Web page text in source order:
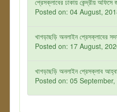
Posted on: 04 August,
খাগড়াছড়ি অনলাইন প্রেসক্লাবের
Posted on: 17 August,
খাগড়াছড়ি অনলাইন প্রেসক্লাব
Posted on: 05 September,